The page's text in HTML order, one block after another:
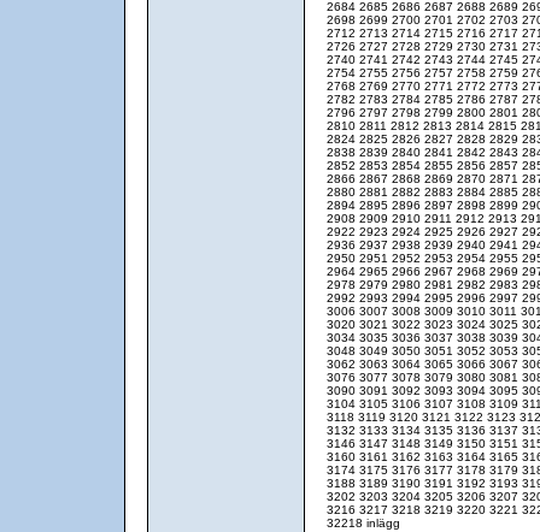
2684 2685 2686 2687 2688 2689
2698 2699 2700 2701 2702 2703
2712 2713 2714 2715 2716 2717
2726 2727 2728 2729 2730 2731
2740 2741 2742 2743 2744 2745
2754 2755 2756 2757 2758 2759
2768 2769 2770 2771 2772 2773
2782 2783 2784 2785 2786 2787
2796 2797 2798 2799 2800 2801
2810 2811 2812 2813 2814 2815
2824 2825 2826 2827 2828 2829
2838 2839 2840 2841 2842 2843
2852 2853 2854 2855 2856 2857
2866 2867 2868 2869 2870 2871
2880 2881 2882 2883 2884 2885
2894 2895 2896 2897 2898 2899
2908 2909 2910 2911 2912 2913
2922 2923 2924 2925 2926 2927
2936 2937 2938 2939 2940 2941
2950 2951 2952 2953 2954 2955
2964 2965 2966 2967 2968 2969
2978 2979 2980 2981 2982 2983
2992 2993 2994 2995 2996 2997
3006 3007 3008 3009 3010 3011
3020 3021 3022 3023 3024 3025
3034 3035 3036 3037 3038 3039
3048 3049 3050 3051 3052 3053
3062 3063 3064 3065 3066 3067
3076 3077 3078 3079 3080 3081
3090 3091 3092 3093 3094 3095
3104 3105 3106 3107 3108 3109
3118 3119 3120 3121 3122 3123
3132 3133 3134 3135 3136 3137
3146 3147 3148 3149 3150 3151
3160 3161 3162 3163 3164 3165
3174 3175 3176 3177 3178 3179
3188 3189 3190 3191 3192 3193
3202 3203 3204 3205 3206 3207
3216 3217 3218 3219 3220 3221
32218 inlägg